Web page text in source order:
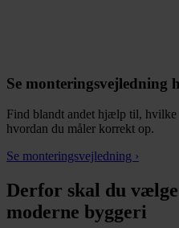
Se monteringsvejledning
Find blandt andet hjælp til,
hvordan du måler korrekt op.
Se monteringsvejledning ›
Derfor skal du
moderne byggeri